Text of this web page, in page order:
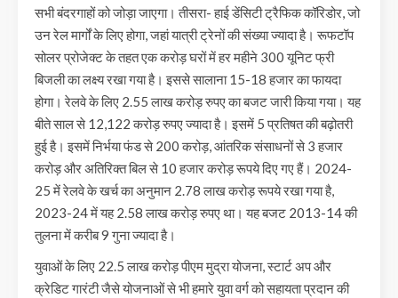
सभी बंदरगाहों को जोड़ा जाएगा। तीसरा- हाई डेंसिटी ट्रैफिक कॉरिडोर, जो
उन रेल मार्गों के लिए होगा, जहां यात्री ट्रेनों की संख्या ज्यादा है। रूफटॉप
सोलर प्रोजेक्ट के तहत एक करोड़ घरों में हर महीने 300 यूनिट फ्री
बिजली का लक्ष्य रखा गया है। इससे सालाना 15-18 हजार का फायदा
होगा। रेलवे के लिए 2.55 लाख करोड़ रुपए का बजट जारी किया गया। यह
बीते साल से 12,122 करोड़ रुपए ज्यादा है। इसमें 5 प्रतिषत की बढ़ोतरी
हुई है। इसमें निर्भया फंड से 200 करोड़, आंतरिक संसाधनों से 3 हजार
करोड़ और अतिरिक्त बिल से 10 हजार करोड़ रूपये दिए गए हैं। 2024-
25 में रेलवे के खर्च का अनुमान 2.78 लाख करोड़ रूपये रखा गया है,
2023-24 में यह 2.58 लाख करोड़ रुपए था। यह बजट 2013-14 की
तुलना में करीब 9 गुना ज्यादा है।
युवाओं के लिए 22.5 लाख करोड़ पीएम मुद्रा योजना, स्टार्ट अप और
क्रेडिट गारंटी जैसे योजनाओं से भी हमारे युवा वर्ग को सहायता प्रदान की